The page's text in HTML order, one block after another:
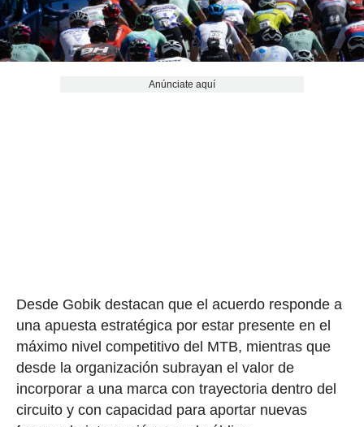
Anúnciate aquí
Desde Gobik destacan que el acuerdo responde a
una apuesta estratégica por estar presente en el
máximo nivel competitivo del MTB, mientras que
desde la organización subrayan el valor de
incorporar a una marca con trayectoria dentro del
circuito y con capacidad para aportar nuevas